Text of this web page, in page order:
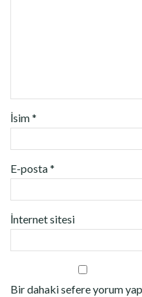
İsim*
E-posta*
İnternet sitesi
Bir dahaki sefere yorum